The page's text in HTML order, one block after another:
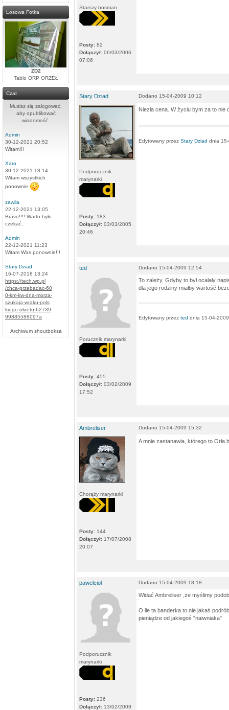
Losowa Fotka
ZD2
Tablo ORP ORZEŁ
Czat
Musisz się zalogować,
aby opublikować
wiadomość.
Admin
30-12-2021 20:52
Witam!!!
Xaro
30-12-2021 18:14
Witam wszystkich
ponownie
zawila
22-12-2021 13:05
Bravo!!!! Warto było
czekać.
Admin
22-12-2021 11:23
Witam Was ponownie!!!
Stary Dziad
16-07-2018 13:24
https://tech.wp.pl
/chca-przebadac-60
0-km-kw-dna-morza-
szukaja-wraku-pols
kiego-okretu-62739
99885588097a
Archiwum shoutboksa
Starszy bosman
Posty: 82
Dołączył: 06/03/2006
07:06
Stary Dziad Dodano 15-04-2009 10:12
Podporucznik
marynarki
Posty: 183
Dołączył: 03/03/2005
20:46
Niezła cena. W życiu bym za to nie
Edytowany przez Stary Dziad dnia
ted Dodano 15-04-2009 12:54
Porucznik marynarki
Posty: 455
Dołączył: 03/02/2009
17:52
To zależy. Gdyby to był ocalały
dla jego rodziny miałby wartość
Edytowany przez ted dnia 15-04-
Ambreliser Dodano 15-04-2009 15:32
Chorąży marynarki
Posty: 144
Dołączył: 17/07/2008
20:07
A mnie zastanawia, którego to Orła
pawelciol Dodano 15-04-2009 18:18
Podporucznik
marynarki
Posty: 236
Dołączył: 13/02/2009
Widać Ambreliser ,że myślimy
O ile ta banderka to nie jakaś
pieniądze od jakiegoś "naiwniaka"